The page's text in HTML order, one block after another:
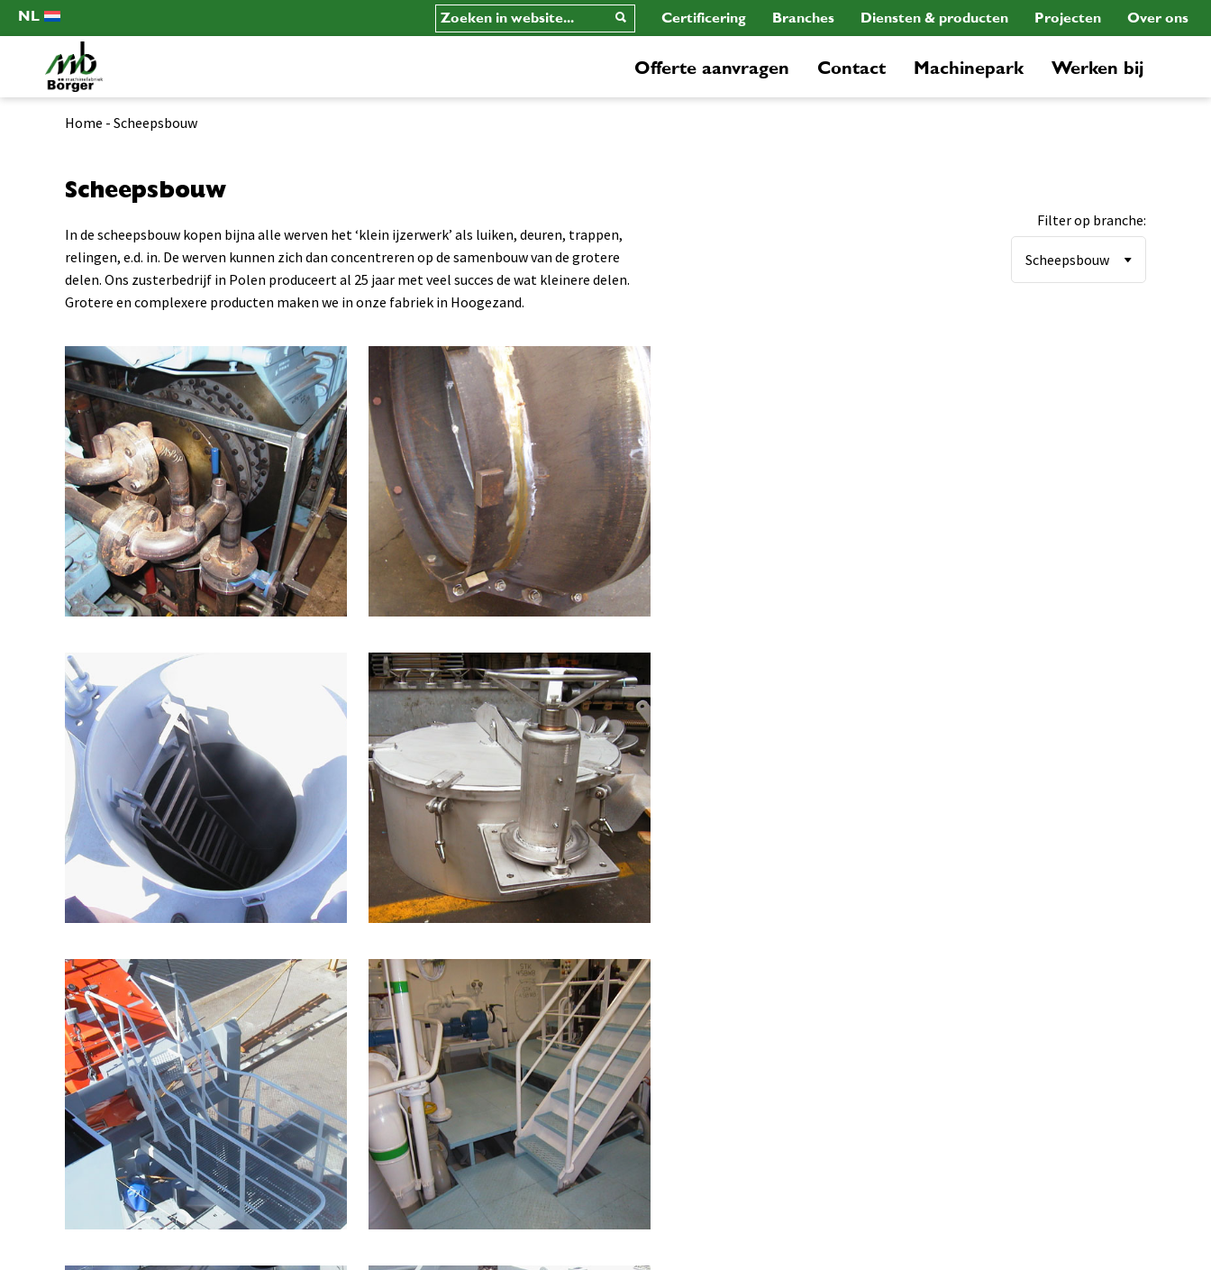
NL Certificering Branches Diensten & producten Projecten Over ons
Offerte aanvragen Contact Machinepark Werken bij
Home - Scheepsbouw
Scheepsbouw
In de scheepsbouw kopen bijna alle werven het ‘klein ijzerwerk’ als luiken, deuren, trappen,
relingen, e.d. in. De werven kunnen zich dan concentreren op de samenbouw van de grotere
delen. Ons zusterbedrijf in Polen produceert al 25 jaar met veel succes de wat kleinere delen.
Grotere en complexere producten maken we in onze fabriek in Hoogezand.
Filter op branche: